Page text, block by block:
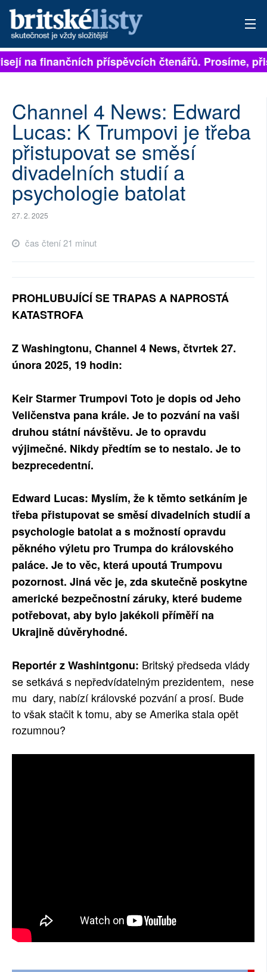
PŘIHLÁSIT
ARCHIV
ROZHOVORY
TÉMATA
NEJČTENĚJŠÍ ZA 7 DNÍ
RUBRIKY
na finančních příspěvcích čtenářů. Prosíme,
Channel 4 News: Edward
Lucas: K Trumpovi je třeba
přistupovat se směsí
divadelních studií a
psychologie batolat
27. 2. 2025
čas čtení 21 minut
PROHLUBUJÍCÍ SE TRAPAS A NAPROSTÁ
KATASTROFA
Z Washingtonu, Channel 4 News, čtvrtek 27.
února 2025, 19 hodin:
Keir Starmer Trumpovi Toto je dopis od Jeho
Veličenstva pana krále. Je to pozvání na vaši
druhou státní návštěvu. Je to opravdu
výjimečné. Nikdy předtím se to nestalo. Je to
bezprecedentní.
Edward Lucas: Myslím, že k těmto setkáním je
třeba přistupovat se směsí divadelních studií a
psychologie batolat a s možností opravdu
pěkného výletu pro Trumpa do královského
paláce. Je to věc, která upoutá Trumpovu
pozornost. Jiná věc je, zda skutečně poskytne
americké bezpečnostní záruky, které budeme
potřebovat, aby bylo jakékoli příměří na
Ukrajině důvěryhodné.
Reportér z Washintgonu: Britský předseda vlády
se setkává s nepředvídatelným prezidentem, nese
mu dary, nabízí královské pozvání a prosí. Bude
to však stačit k tomu, aby se Amerika stala opět
rozumnou?